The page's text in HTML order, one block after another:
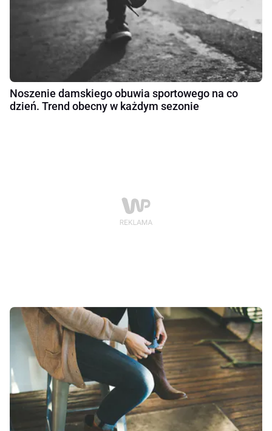
Noszenie damskiego obuwia sportowego na co
dzień. Trend obecny w każdym sezonie